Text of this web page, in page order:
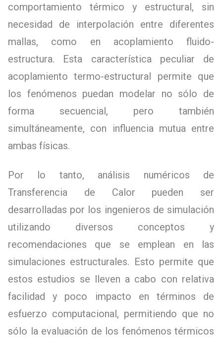
comportamiento térmico y estructural, sin
necesidad de interpolación entre diferentes
mallas, como en acoplamiento fluido-
estructura. Esta característica peculiar de
acoplamiento termo-estructural permite que
los fenómenos puedan modelar no sólo de
forma secuencial, pero también
simultáneamente, con influencia mutua entre
ambas físicas.
Por lo tanto, análisis numéricos de
Transferencia de Calor pueden ser
desarrolladas por los ingenieros de simulación
utilizando diversos conceptos y
recomendaciones que se emplean en las
simulaciones estructurales. Esto permite que
estos estudios se lleven a cabo con relativa
facilidad y poco impacto en términos de
esfuerzo computacional, permitiendo que no
sólo la evaluación de los fenómenos térmicos